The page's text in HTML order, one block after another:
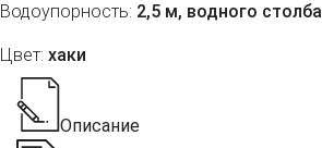
Водоупорность: 2,5 м, водного столба
Цвет: хаки
Описание